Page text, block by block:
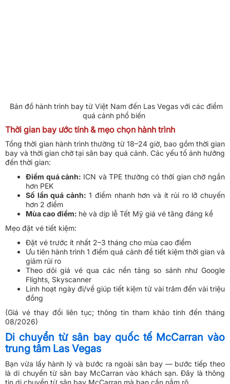
Bản đồ hành trình bay từ Việt Nam đến Las Vegas với các điểm
quá cảnh phổ biến
Thời gian bay ước tính & mẹo chọn hành trình
Tổng thời gian hành trình thường từ 18–24 giờ, bao gồm thời gian
bay và thời gian chờ tại sân bay quá cảnh. Các yếu tố ảnh hưởng
đến thời gian:
Điểm quá cảnh: ICN và TPE thường có thời gian chờ ngắn
hơn PEK
Số lần quá cảnh: 1 điểm nhanh hơn và ít rủi ro lỡ chuyến
hơn 2 điểm
Mùa cao điểm: hè và dịp lễ Tết Mỹ giá vé tăng đáng kể
Mẹo đặt vé tiết kiệm:
Đặt vé trước ít nhất 2–3 tháng cho mùa cao điểm
Ưu tiên hành trình 1 điểm quá cảnh để tiết kiệm thời gian và
giảm rủi ro
Theo dõi giá vé qua các nền tảng so sánh như Google
Flights, Skyscanner
Linh hoạt ngày đi/về giúp tiết kiệm từ vài trăm đến vài triệu
đồng
(Giá vé thay đổi liên tục; thông tin tham khảo tính đến tháng
08/2026)
Di chuyển từ sân bay quốc tế McCarran vào
trung tâm Las Vegas
Bạn vừa lấy hành lý và bước ra ngoài sân bay — bước tiếp theo
là di chuyển từ sân bay McCarran vào khách sạn. Đây là thông
tin di chuyển từ sân bay McCarran mà bạn cần nắm rõ.